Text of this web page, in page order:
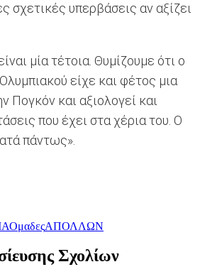
σχετικές υπερβάσεις αν αξίζει
μία τέτοια. Θυμίζουμε ότι ο
είχε και φέτος μια
Πογκόν και αξιολογεί και
που έχει στα χέρια του. Ο
πάντως».
ΟμαδεςΑΠΟΛΛΩΝ
Σχολίων